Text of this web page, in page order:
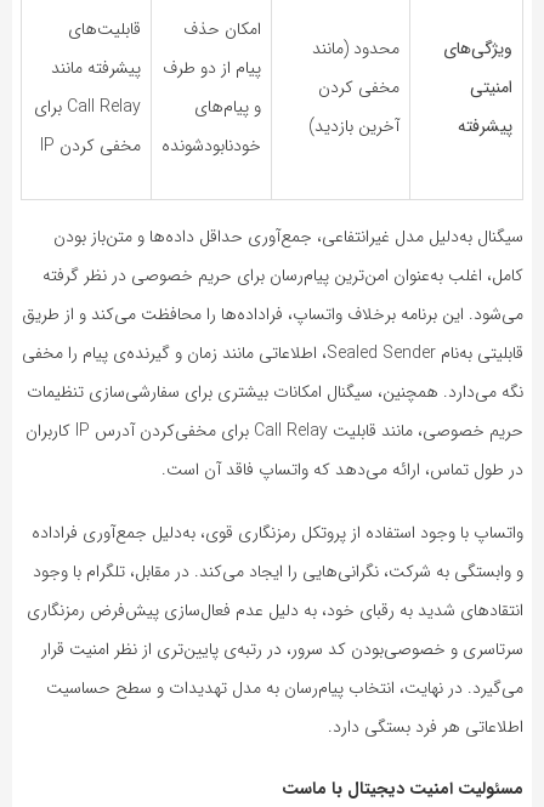
ویژگی‌های
امنیتی
پیشرفته
محدود (مانند
مخفی کردن
آخرین بازدید)
امکان حذف
پیام از دو طرف
و پیام‌های
خودنابودشونده
قابلیت‌های
پیشرفته مانند
Call Relay برای
مخفی کردن IP
سیگنال به‌دلیل مدل غیرانتفاعی، جمع‌آوری حداقل داده‌ها و متن‌باز بودن
کامل، اغلب به‌عنوان امن‌ترین پیام‌رسان برای حریم خصوصی در نظر گرفته
می‌شود. این برنامه برخلاف واتساپ، فراداده‌ها را محافظت می‌کند و از طریق
قابلیتی به‌نام Sealed Sender، اطلاعاتی مانند زمان و گیرنده‌ی پیام را مخفی
نگه می‌دارد. همچنین، سیگنال امکانات بیشتری برای سفارشی‌سازی تنظیمات
حریم خصوصی، مانند قابلیت Call Relay برای مخفی‌کردن آدرس IP کاربران
در طول تماس، ارائه می‌دهد که واتساپ فاقد آن است.
واتساپ با وجود استفاده از پروتکل رمزنگاری قوی، به‌دلیل جمع‌آوری فراداده
و وابستگی به شرکت، نگرانی‌هایی را ایجاد می‌کند. در مقابل، تلگرام با وجود
انتقادهای شدید به رقبای خود، به دلیل عدم فعال‌سازی پیش‌فرض رمزنگاری
سرتاسری و خصوصی‌بودن کد سرور، در رتبه‌ی پایین‌تری از نظر امنیت قرار
می‌گیرد. در نهایت، انتخاب پیام‌رسان به مدل تهدیدات و سطح حساسیت
اطلاعاتی هر فرد بستگی دارد.
مسئولیت امنیت دیجیتال با ماست